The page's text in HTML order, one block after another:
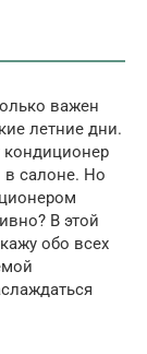
важен
летние дни.
кондиционер
в салоне. Но
В этой
обо всех